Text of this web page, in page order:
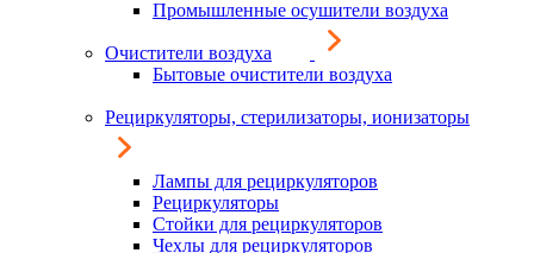
Промышленные осушители воздуха
Очистители воздуха
Бытовые очистители воздуха
Рециркуляторы, стерилизаторы, ионизаторы
Лампы для рециркуляторов
Рециркуляторы
Стойки для рециркуляторов
Чехлы для рециркуляторов